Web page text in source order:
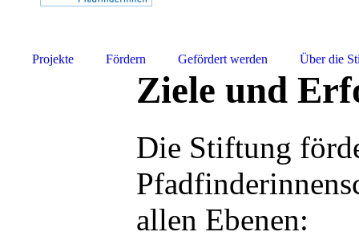
Projekte Fördern Gefördert werden Über die
Ziele und
Die Stiftung
allen Ebenen: